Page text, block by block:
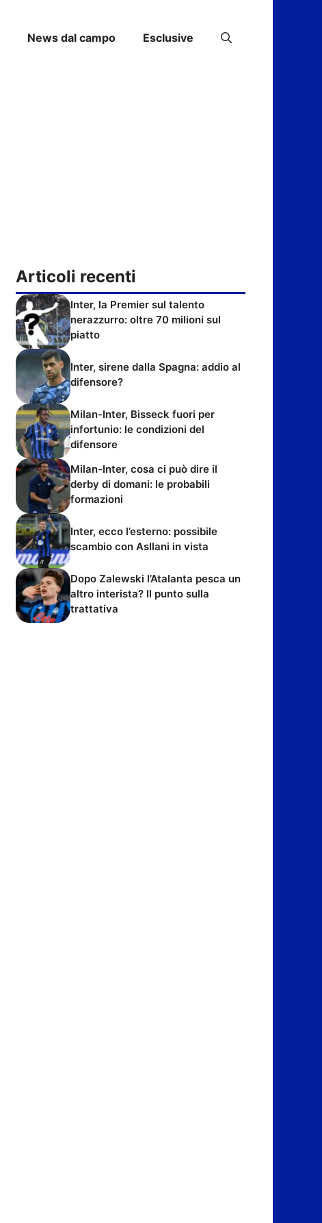
News dal campo Esclusive
Articoli recenti
Inter, la Premier sul talento
nerazzurro: oltre 70 milioni sul
piatto
Inter, sirene dalla Spagna: addio al
difensore?
Milan-Inter, Bisseck fuori per
infortunio: le condizioni del
difensore
Milan-Inter, cosa ci può dire il
derby di domani: le probabili
formazioni
Inter, ecco l’esterno: possibile
scambio con Asllani in vista
Dopo Zalewski l’Atalanta pesca un
altro interista? Il punto sulla
trattativa